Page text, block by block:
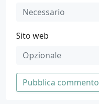
Sito web
Pubblica commento